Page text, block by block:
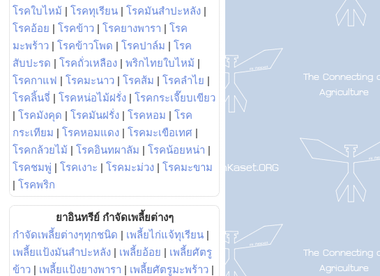
โรคใบไหม้ | โรคทุเรียน | โรคมันสำปะหลัง |
โรคอ้อย | โรคข้าว | โรคยางพารา | โรค
มะพร้าว | โรคข้าวโพด | โรคปาล์ม | โรค
สับปะรด | โรคถั่วเหลือง | พริกไทยใบไหม้ |
โรคกาแฟ | โรคมะนาว | โรคส้ม | โรคลำไย |
โรคลิ้นจี่ | โรคหน่อไม้ฝรั่ง | โรคกระเจี๊ยบเขียว
| โรคมังคุด | โรคมันฝรั่ง | โรคหอม | โรค
กระเทียม | โรคหอมแดง | โรคมะเขือเทศ |
โรคกล้วยไม้ | โรคอินทผาลัม | โรคน้อยหน่า |
โรคชมพู่ | โรคเงาะ | โรคมะม่วง | โรคมะขาม
| โรคพริก
ยาอินทรีย์ กำจัดเพลี้ยต่างๆ
กำจัดเพลี้ยต่างๆทุกชนิด | เพลี้ยไก่แจ้ทุเรียน |
เพลี้ยแป้งมันสำปะหลัง | เพลี้ยอ้อย | เพลี้ยศัตรู
ข้าว | เพลี้ยแป้งยางพารา | เพลี้ยศัตรูมะพร้าว |